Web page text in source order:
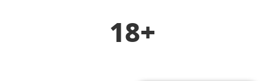
18+